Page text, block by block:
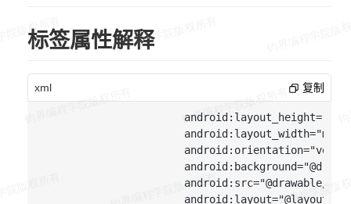
标签属性解释
xml 复制
android:src="@drawable/